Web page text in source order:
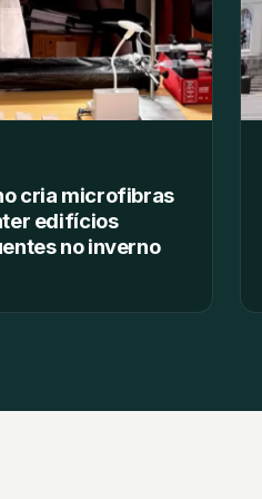
cria microfibras
edifícios
no inverno